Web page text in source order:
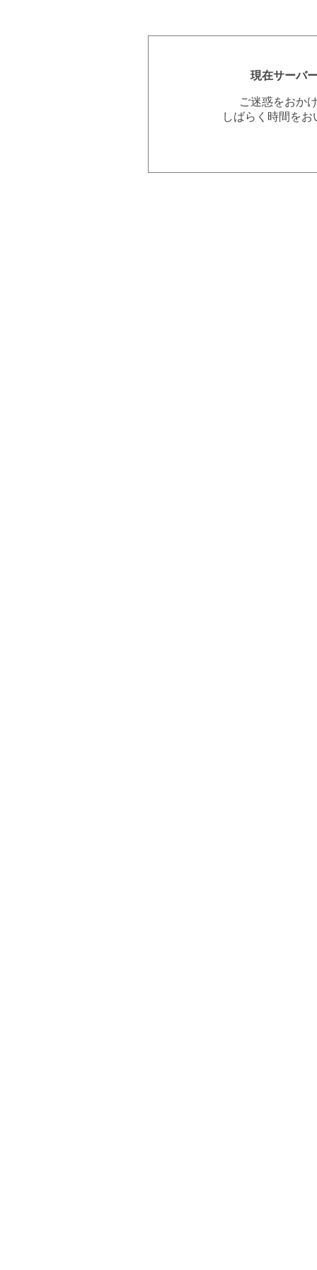
現在サーバ
ご迷惑をおか
しばらく時間を